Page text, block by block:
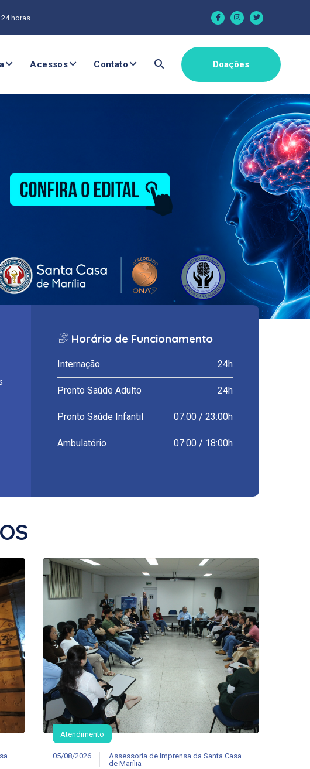
horas.
Acessos Contato Doações
Horário de Funcionamento
Internação 24h
Pronto Saúde Adulto 24h
Pronto Saúde Infantil 07:00 / 23:00h
Ambulatório 07:00 / 18:00h
Atendimento
05/08/2026
Assessoria de Imprensa da Santa Casa
de Marília